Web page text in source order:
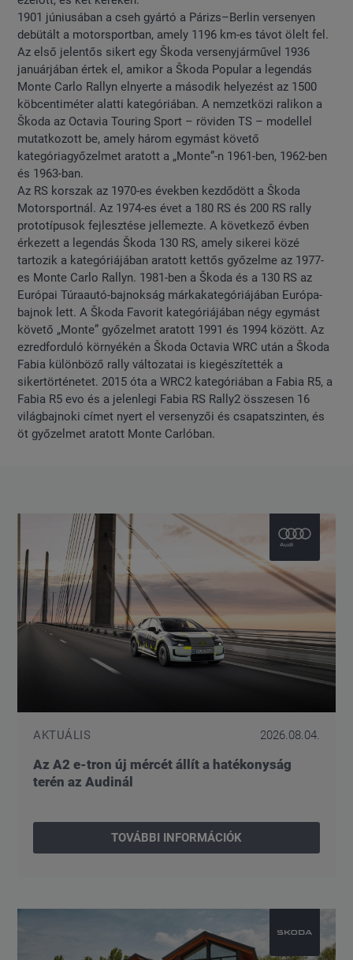
1901 júniusában a cseh gyártó a Párizs–Berlin versenyen
debütált a motorsportban, amely 1196 km-es távot ölelt fel.
Az első jelentős sikert egy Škoda versenyjárművel 1936
januárjában értek el, amikor a Škoda Popular a legendás
Monte Carlo Rallyn elnyerte a második helyezést az 1500
köbcentiméter alatti kategóriában. A nemzetközi ralikon a
Škoda az Octavia Touring Sport – röviden TS – modellel
mutatkozott be, amely három egymást követő
kategóriagyőzelmet aratott a „Monte”-n 1961-ben, 1962-ben
és 1963-ban.
Az RS korszak az 1970-es években kezdődött a Škoda
Motorsportnál. Az 1974-es évet a 180 RS és 200 RS rally
prototípusok fejlesztése jellemezte. A következő évben
érkezett a legendás Škoda 130 RS, amely sikerei közé
tartozik a kategóriájában aratott kettős győzelme az 1977-
es Monte Carlo Rallyn. 1981-ben a Škoda és a 130 RS az
Európai Túraautó-bajnokság márkakategóriájában Európa-
bajnok lett. A Škoda Favorit kategóriájában négy egymást
követő „Monte” győzelmet aratott 1991 és 1994 között. Az
ezredforduló környékén a Škoda Octavia WRC után a Škoda
Fabia különböző rally változatai is kiegészítették a
sikertörténetet. 2015 óta a WRC2 kategóriában a Fabia R5, a
Fabia R5 evo és a jelenlegi Fabia RS Rally2 összesen 16
világbajnoki címet nyert el versenyzői és csapatszinten, és
öt győzelmet aratott Monte Carlóban.
AKTUÁLIS 2026.08.04.
Az A2 e-tron új mércét állít a hatékonyság
terén az Audinál
TOVÁBBI INFORMÁCIÓK